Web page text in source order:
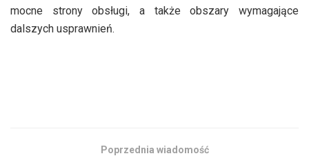
mocne strony obsługi, a także obszary wymagające
dalszych usprawnień.
Poprzednia wiadomość